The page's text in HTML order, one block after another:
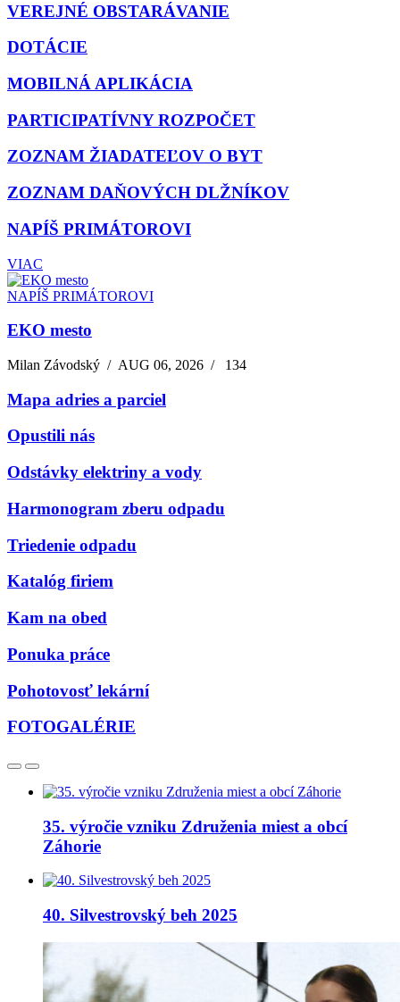
VEREJNÉ OBSTARÁVANIE
DOTÁCIE
MOBILNÁ APLIKÁCIA
PARTICIPATÍVNY ROZPOČET
ZOZNAM ŽIADATEĽOV O BYT
ZOZNAM DAŇOVÝCH DLŽNÍKOV
NAPÍŠ PRIMÁTOROVI
VIAC
NAPÍŠ PRIMÁTOROVI
EKO mesto
Milan Závodský /AUG 06, 2026 / 134
Mapa adries a parciel
Opustili nás
Odstávky elektriny a vody
Harmonogram zberu odpadu
Triedenie odpadu
Katalóg firiem
Kam na obed
Ponuka práce
Pohotovosť lekární
FOTOGALÉRIE
35. výročie vzniku Združenia miest a obcí
Záhorie
40. Silvestrovský beh 2025